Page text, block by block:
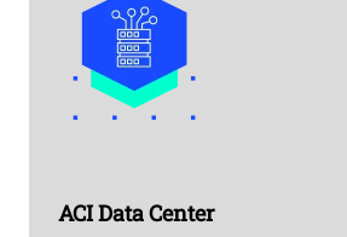
ACI Data Center